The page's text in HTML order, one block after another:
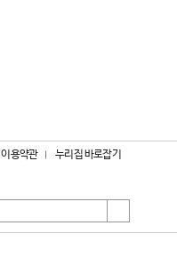
이용약관 누리집 바로잡기